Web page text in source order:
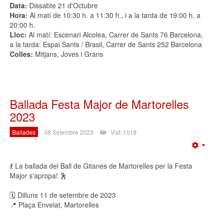
Data: Dissabte 21 d'Octubre
Hora: Al matí de 10:30 h. a 11:30 h., i a la tarda de 19:00 h. a
20:00 h.
Lloc: Al matí: Escenari Alcolea, Carrer de Sants 76 Barcelona,
a la tarda: Espai Sants / Brasil, Carrer de Sants 252 Barcelona
Colles: Mitjans, Joves i Grans
Ballada Festa Major de Martorelles
2023
Ballades 08 Setembre 2023 Vist: 1018
💃 La ballada del Ball de Gitanes de Martorelles per la Festa
Major s'apropa! 🕺
🗓 Dilluns 11 de setembre de 2023
📍 Plaça Envelat, Martorelles